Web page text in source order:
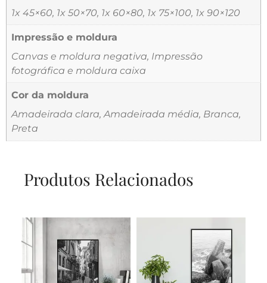
1x 45×60, 1x 50×70, 1x 60×80, 1x 75×100, 1x 90×120
Impressão e moldura
Canvas e moldura negativa, Impressão
fotográfica e moldura caixa
Cor da moldura
Amadeirada clara, Amadeirada média, Branca,
Preta
Produtos Relacionados